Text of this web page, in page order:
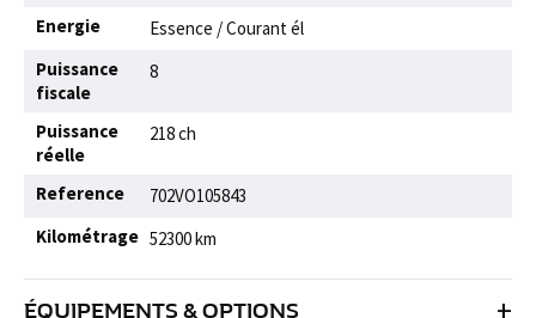
Energie
Essence / Courant él
Puissance
fiscale
8
Puissance
réelle
218 ch
Reference
702VO105843
Kilométrage 52300 km
ÉQUIPEMENTS & OPTIONS